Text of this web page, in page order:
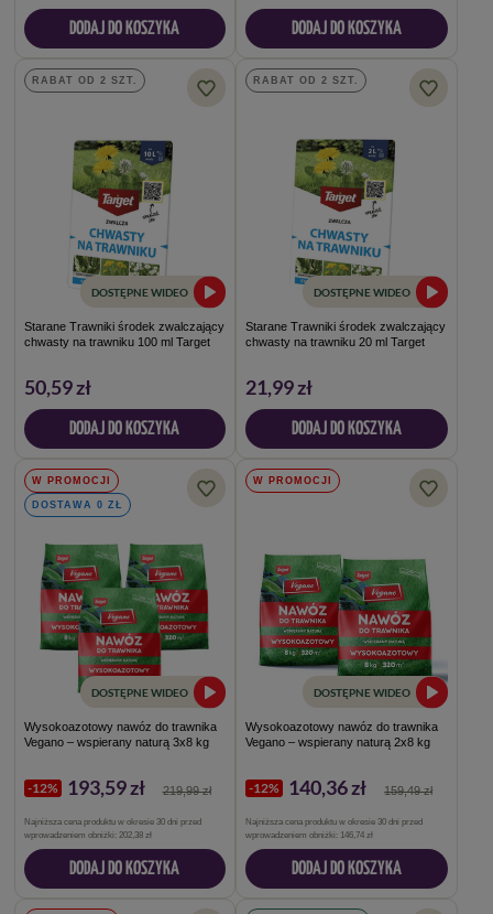
DODAJ DO KOSZYKA DODAJ DO KOSZYKA
RABAT OD 2 SZT.
DOSTĘPNE WIDEO
Starane Trawniki środek zwalczający
chwasty na trawniku 100 ml Target
50,59 zł
DODAJ DO KOSZYKA
RABAT OD 2 SZT.
DOSTĘPNE WIDEO
Starane Trawniki środek zwalczający
chwasty na trawniku 20 ml Target
21,99 zł
DODAJ DO KOSZYKA
W PROMOCJI
DOSTAWA 0 ZŁ
DOSTĘPNE WIDEO
Wysokoazotowy nawóz do trawnika
Vegano – wspierany naturą 3x8 kg
219,99 zł
-12% 193,59 zł
Najniższa cena produktu w okresie 30 dni przed
wprowadzeniem obniżki: 202,38 zł
DODAJ DO KOSZYKA
W PROMOCJI
DOSTĘPNE WIDEO
Wysokoazotowy nawóz do trawnika
Vegano – wspierany naturą 2x8 kg
159,49 zł
-12% 140,36 zł
Najniższa cena produktu w okresie 30 dni przed
wprowadzeniem obniżki: 146,74 zł
DODAJ DO KOSZYKA